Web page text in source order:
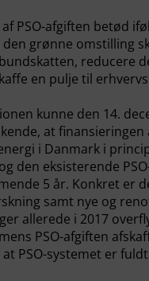
PSO-afgiften betød
grønne omstilling
reducere
en pulje til
kunne den 14.
at
i Danmark i
den eksisterende
5 år. Konkret er
samt nye og
allerede i 2017
PSO-afgiften
at PSO-systemet er